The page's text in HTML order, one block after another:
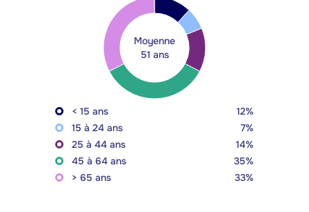
Moyenne
51 ans
< 15 ans
12%
15 à 24 ans
7%
25 à 44 ans
14%
45 à 64 ans
35%
> 65 ans
33%